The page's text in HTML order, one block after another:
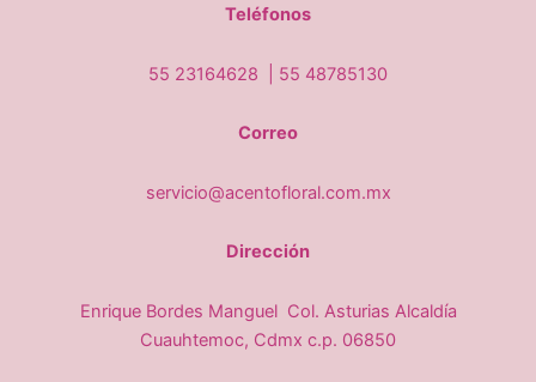
Teléfonos
55 23164628 | 55 48785130
Correo
servicio@acentofloral.com.mx
Dirección
Enrique Bordes Manguel Col. Asturias Alcaldía
Cuauhtemoc, Cdmx c.p. 06850